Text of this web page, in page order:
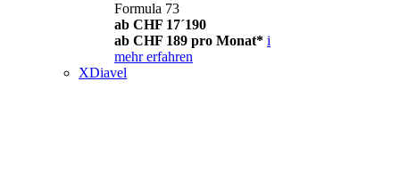
Formula 73
ab CHF 17´190
ab CHF 189 pro Monat* i
mehr erfahren
XDiavel